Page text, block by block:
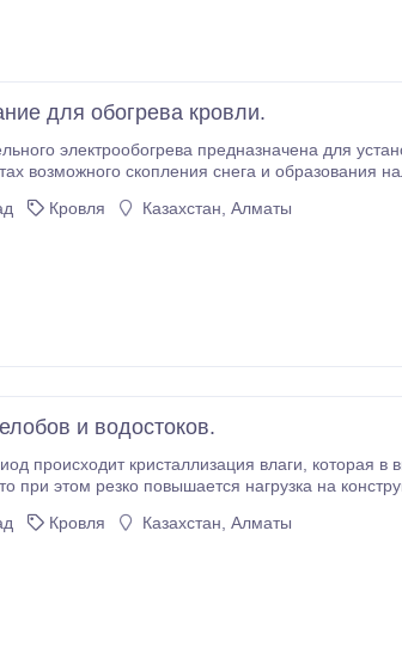
для обогрева кровли.
электрообогрева предназначена для установки на элементах
масс.
Кровля Казахстан, Алматы
и водостоков.
влаги, которая в виде льда откладывается на элементах желобах и водостоков.
Кровля Казахстан, Алматы